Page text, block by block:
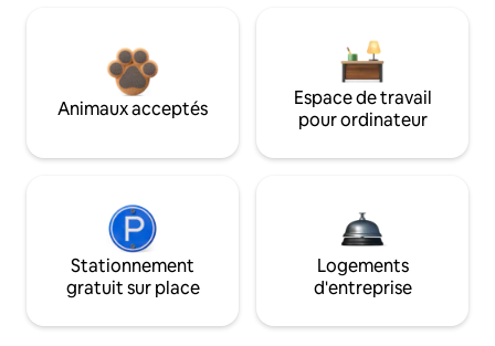
Animaux acceptés
Espace de travail
pour ordinateur
Stationnement
gratuit sur place
Logements
d'entreprise